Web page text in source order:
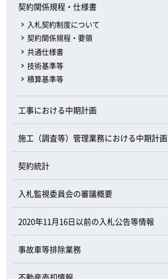
契約関係規程・仕様書
入札契約制度について
契約関係規程・要領
共通仕様書
技術基準等
積算基準等
工事における中期計画
施工（調査等）管理業務における中期計画
契約統計
入札監視委員会の審議概要
2020年11月16日以前の入札公告等情報
事故車等排除業務